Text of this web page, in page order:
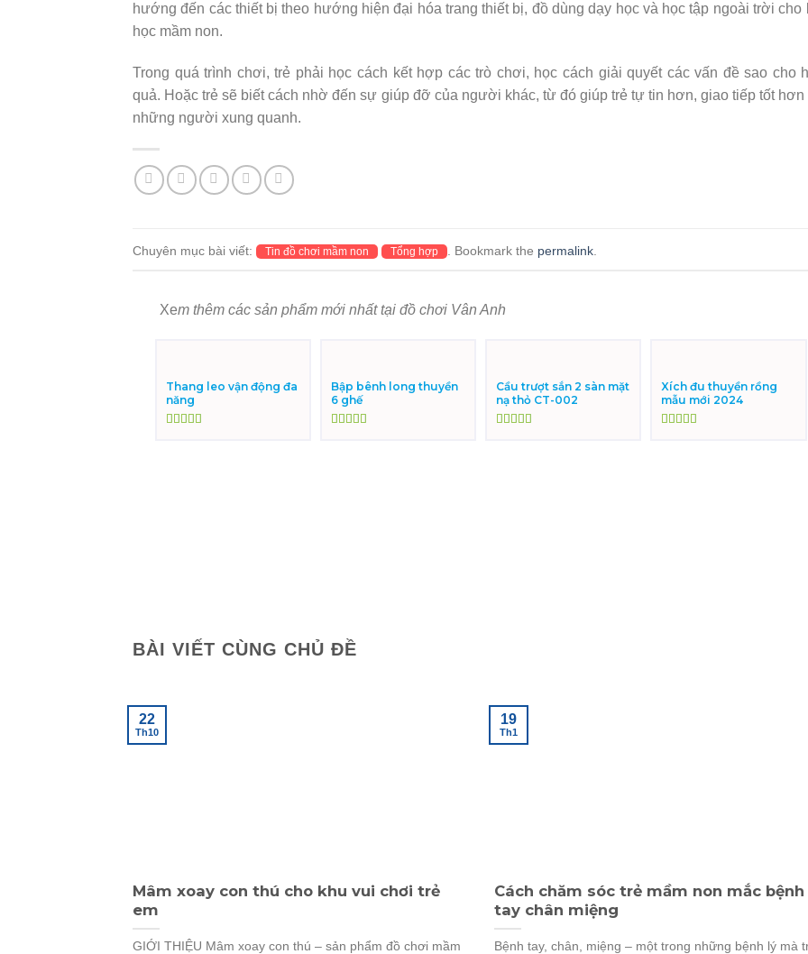
hướng đến các thiết bị theo hướng hiện đại hóa trang thiết bị, đồ dùng dạy học và học tập ngoài trời cho
học mầm non.
Trong quá trình chơi, trẻ phải học cách kết hợp các trò chơi, học cách giải quyết các vấn đề sao cho
quả. Hoặc trẻ sẽ biết cách nhờ đến sự giúp đỡ của người khác, từ đó giúp trẻ tự tin hơn, giao tiếp tốt
những người xung quanh.
Chuyên mục bài viết: Tin đồ chơi mầm non Tổng hợp . Bookmark the permalink
Xem thêm các sản phẩm mới nhất tại đồ chơi Vân Anh
Thang leo vận động đa
năng
Bập bênh long thuyền
6 ghế
Cầu trượt sắn 2 sàn mặt
nạ thỏ CT-002
Xích đu thuyền rồng
mẫu mới 2024
BÀI VIẾT CÙNG CHỦ ĐỀ
Mâm xoay con thú cho khu vui chơi trẻ
em
GIỚI THIỆU Mâm xoay con thú – sản phẩm đồ chơi mầm
22
Th10
Cách chăm sóc trẻ mầm non mắc bệnh
tay chân miệng
Bệnh tay, chân, miệng – một trong những bệnh lý mà
19
Th1